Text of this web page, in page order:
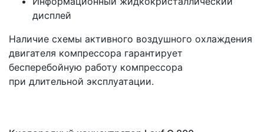
дисплей
Наличие схемы активного воздушного охлаждения
двигателя компрессора гарантирует
бесперебойную работу компрессора
при длительной эксплуатации.